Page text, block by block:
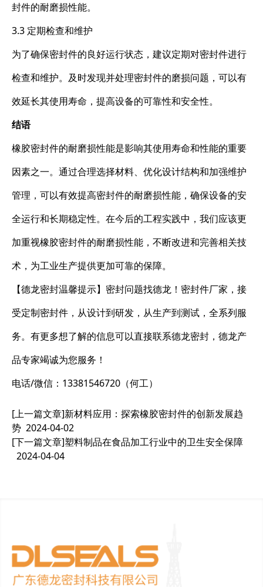
封件的耐磨损性能。
3.3 定期检查和维护
为了确保密封件的良好运行状态，建议定期对密封件进行
检查和维护。及时发现并处理密封件的磨损问题，可以有
效延长其使用寿命，提高设备的可靠性和安全性。
结语
橡胶密封件的耐磨损性能是影响其使用寿命和性能的重要
因素之一。通过合理选择材料、优化设计结构和加强维护
管理，可以有效提高密封件的耐磨损性能，确保设备的安
全运行和长期稳定性。在今后的工程实践中，我们应该更
加重视橡胶密封件的耐磨损性能，不断改进和完善相关技
术，为工业生产提供更加可靠的保障。
【德龙密封温馨提示】密封问题找德龙！密封件厂家，接
受定制密封件，从设计到研发，从生产到测试，全系列服
务。有更多想了解的信息可以直接联系德龙密封，德龙产
品专家竭诚为您服务！
电话/微信：13381546720（何工）
[上一篇文章]新材料应用：探索橡胶密封件的创新发展趋
势 2024-04-02
[下一篇文章]塑料制品在食品加工行业中的卫生安全保障
2024-04-04